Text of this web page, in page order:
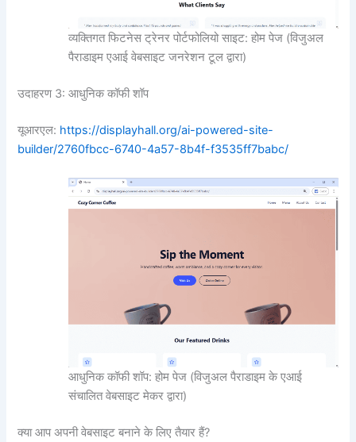
व्यक्तिगत फिटनेस ट्रेनर पोर्टफोलियो साइट: होम पेज (विजुअल
पैराडाइम एआई वेबसाइट जनरेशन टूल द्वारा)
उदाहरण 3: आधुनिक कॉफी शॉप
यूआरएल: https://displayhall.org/ai-powered-site-
builder/2760fbcc-6740-4a57-8b4f-f3535ff7babc/
आधुनिक कॉफी शॉप: होम पेज (विजुअल पैराडाइम के एआई
संचालित वेबसाइट मेकर द्वारा)
क्या आप अपनी वेबसाइट बनाने के लिए तैयार हैं?